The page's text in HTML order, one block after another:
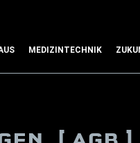
MEDIZINTECHNIK